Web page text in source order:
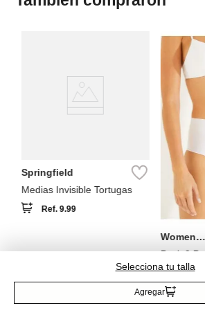
Selecciona tu talla
Agregar
Springfield
Medias Invisible Tortugas
Ref.9.99
Women
Pack 2
Ref.